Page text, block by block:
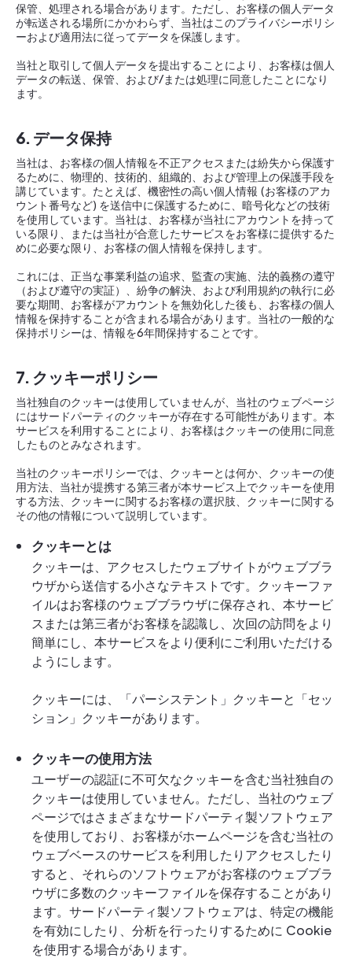
保管、処理される場合があります。ただし、お客様の個人データ
が転送される場所にかかわらず、当社はこのプライバシーポリシ
ーおよび適用法に従ってデータを保護します。
当社と取引して個人データを提出することにより、お客様は個人
データの転送、保管、および/または処理に同意したことになり
ます。
6. データ保持
当社は、お客様の個人情報を不正アクセスまたは紛失から保護す
るために、物理的、技術的、組織的、および管理上の保護手段を
講じています。たとえば、機密性の高い個人情報 (お客様のアカ
ウント番号など) を送信中に保護するために、暗号化などの技術
を使用しています。当社は、お客様が当社にアカウントを持って
いる限り、または当社が合意したサービスをお客様に提供するた
めに必要な限り、お客様の個人情報を保持します。
これには、正当な事業利益の追求、監査の実施、法的義務の遵守
（および遵守の実証）、紛争の解決、および利用規約の執行に必
要な期間、お客様がアカウントを無効化した後も、お客様の個人
情報を保持することが含まれる場合があります。当社の一般的な
保持ポリシーは、情報を6年間保持することです。
7. クッキーポリシー
当社独自のクッキーは使用していませんが、当社のウェブページ
にはサードパーティのクッキーが存在する可能性があります。本
サービスを利用することにより、お客様はクッキーの使用に同意
したものとみなされます。
当社のクッキーポリシーでは、クッキーとは何か、クッキーの使
用方法、当社が提携する第三者が本サービス上でクッキーを使用
する方法、クッキーに関するお客様の選択肢、クッキーに関する
その他の情報について説明しています。
クッキーとは
クッキーは、アクセスしたウェブサイトがウェブブラ
ウザから送信する小さなテキストです。クッキーファ
イルはお客様のウェブブラウザに保存され、本サービ
スまたは第三者がお客様を認識し、次回の訪問をより
簡単にし、本サービスをより便利にご利用いただける
ようにします。
クッキーには、「パーシステント」クッキーと「セッ
ション」クッキーがあります。
クッキーの使用方法
ユーザーの認証に不可欠なクッキーを含む当社独自の
クッキーは使用していません。ただし、当社のウェブ
ページではさまざまなサードパーティ製ソフトウェア
を使用しており、お客様がホームページを含む当社の
ウェブベースのサービスを利用したりアクセスしたり
すると、それらのソフトウェアがお客様のウェブブラ
ウザに多数のクッキーファイルを保存することがあり
ます。サードパーティ製ソフトウェアは、特定の機能
を有効にしたり、分析を行ったりするために Cookie
を使用する場合があります。